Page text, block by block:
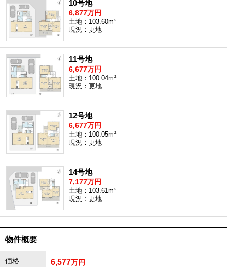
10号地
6,877万円
土地：103.60m²
現況：更地
11号地
6,677万円
土地：100.04m²
現況：更地
12号地
6,677万円
土地：100.05m²
現況：更地
14号地
7,177万円
土地：103.61m²
現況：更地
物件概要
価格 6,577万円